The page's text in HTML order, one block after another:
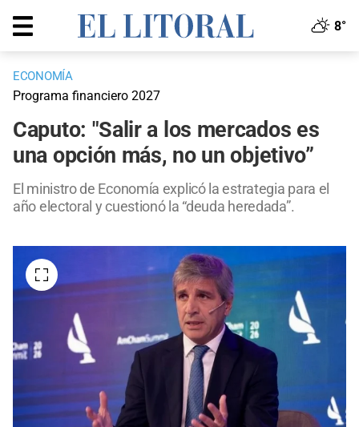
8°
ECONOMÍA
Programa financiero 2027
Caputo: "Salir a los mercados es
una opción más, no un objetivo”
El ministro de Economía explicó la estrategia para el
año electoral y cuestionó la “deuda heredada”.